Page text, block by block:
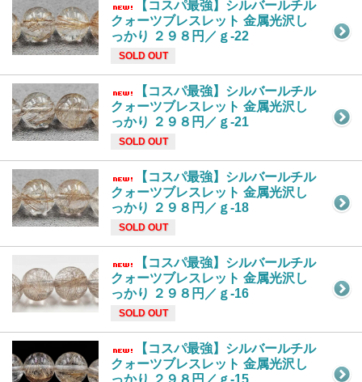
【コスパ最強】シルバールチル
クォーツブレスレット 金属光沢し
っかり ２９８円／ｇ-22
SOLD OUT
【コスパ最強】シルバールチル
クォーツブレスレット 金属光沢し
っかり ２９８円／ｇ-21
SOLD OUT
【コスパ最強】シルバールチル
クォーツブレスレット 金属光沢し
っかり ２９８円／ｇ-18
SOLD OUT
【コスパ最強】シルバールチル
クォーツブレスレット 金属光沢し
っかり ２９８円／ｇ-16
SOLD OUT
【コスパ最強】シルバールチル
クォーツブレスレット 金属光沢し
っかり ２９８円／ｇ-15